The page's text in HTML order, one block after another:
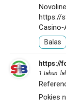
https://
Casino-
Balas
https://
1 tahun
Pokies